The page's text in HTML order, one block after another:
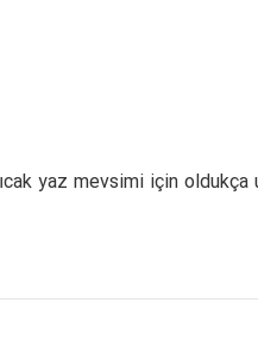
yaz mevsimi için